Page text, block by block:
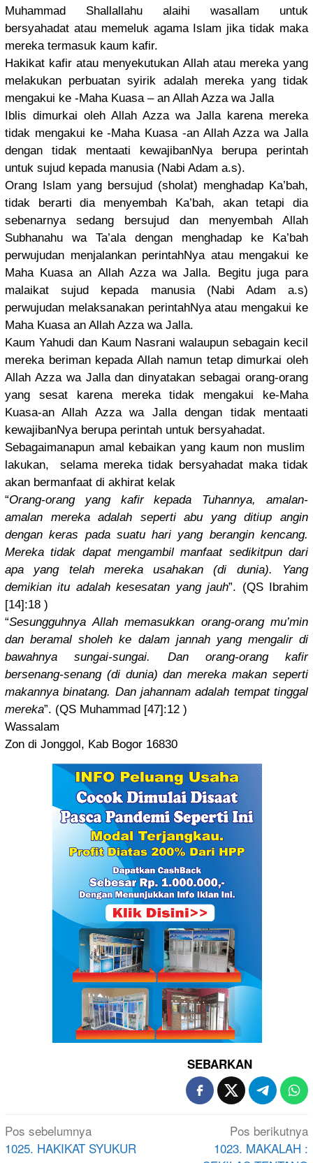
Muhammad Shallallahu alaihi wasallam untuk
bersyahadat atau memeluk agama Islam jika tidak maka
mereka termasuk kaum kafir.
Hakikat kafir atau menyekutukan Allah atau mereka yang
melakukan perbuatan syirik adalah mereka yang tidak
mengakui ke -Maha Kuasa – an Allah Azza wa Jalla
Iblis dimurkai oleh Allah Azza wa Jalla karena mereka
tidak mengakui ke -Maha Kuasa -an Allah Azza wa Jalla
dengan tidak mentaati kewajibanNya berupa perintah
untuk sujud kepada manusia (Nabi Adam a.s).
Orang Islam yang bersujud (sholat) menghadap Ka’bah,
tidak berarti dia menyembah Ka’bah, akan tetapi dia
sebenarnyasedang bersujud dan menyembah Allah
Subhanahu wa Ta’ala dengan menghadap ke Ka’bah
perwujudan menjalankan perintahNya atau mengakui ke
Maha Kuasa an Allah Azza wa Jalla. Begitu juga para
malaikat sujud kepada manusia (Nabi Adam a.s)
perwujudan melaksanakan perintahNya atau mengakui ke
Maha Kuasa an Allah Azza wa Jalla.
Kaum Yahudi dan Kaum Nasrani walaupun sebagain kecil
mereka beriman kepada Allah namun tetap dimurkai oleh
Allah Azza wa Jalla dan dinyatakan sebagai orang-orang
yang sesat karena mereka tidak mengakui ke-Maha
Kuasa-an Allah Azza wa Jalla dengan tidak mentaati
kewajibanNya berupa perintah untuk bersyahadat.
Sebagaimanapun amal kebaikan yang kaum non muslim
lakukan, selama mereka tidak bersyahadat maka tidak
akan bermanfaat di akhirat kelak
“Orang-orang yang kafir kepada Tuhannya, amalan-
amalan mereka adalah seperti abu yang ditiup angin
dengan keras pada suatu hari yang berangin kencang.
Mereka tidak dapat mengambil manfaat sedikitpundari
apa yang telah mereka usahakan (di dunia). Yang
demikian itu adalah kesesatan yang jauh”. (QS Ibrahim
[14]:18 )
“Sesungguhnya Allah memasukkan orang-orang mu’min
dan beramal sholeh ke dalam jannah yang mengalir di
bawahnya sungai-sungai. Dan orang-orang kafir
bersenang-senang (di dunia) dan mereka makan seperti
makannya binatang. Dan jahannam adalah tempat tinggal
mereka”. (QS Muhammad [47]:12 )
Wassalam
Zon di Jonggol, Kab Bogor 16830
SEBARKAN
Navigasi
pos
Pos sebelumnya
1025. HAKIKAT SYUKUR
Pos berikutnya
1023. MAKALAH :